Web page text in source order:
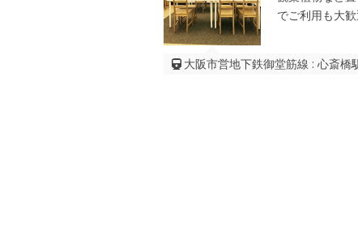
でご利用も大歓
大阪市営地下鉄御堂筋線 : 心斎